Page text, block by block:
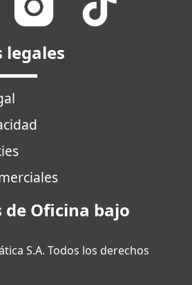
legales
Oficina bajo
S.A. Todos los derechos